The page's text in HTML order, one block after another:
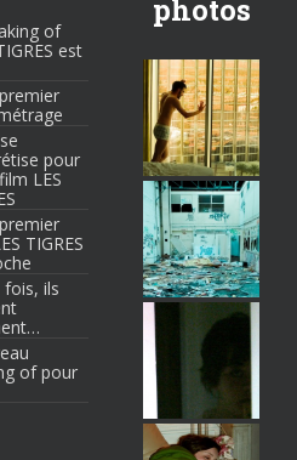
of
est
pour
LES
TIGRES
fois, ils
of pour
photos